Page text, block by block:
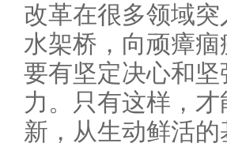
改革在很多领域
水架桥，向顽瘴
要有坚定决心和
力。只有这样，
新，从生动鲜活